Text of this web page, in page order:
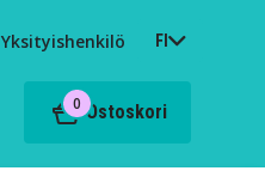
Yksityishenkilö FI
0 Ostoskori